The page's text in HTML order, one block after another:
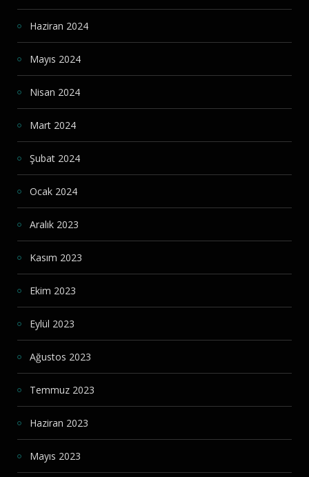
Haziran 2024
Mayıs 2024
Nisan 2024
Mart 2024
Şubat 2024
Ocak 2024
Aralık 2023
Kasım 2023
Ekim 2023
Eylül 2023
Ağustos 2023
Temmuz 2023
Haziran 2023
Mayıs 2023